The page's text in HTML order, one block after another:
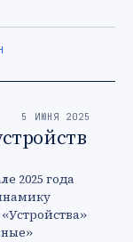
5 ИЮНЯ 2025
2025 года